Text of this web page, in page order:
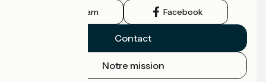
Instagram Facebook
Contact
Notre mission